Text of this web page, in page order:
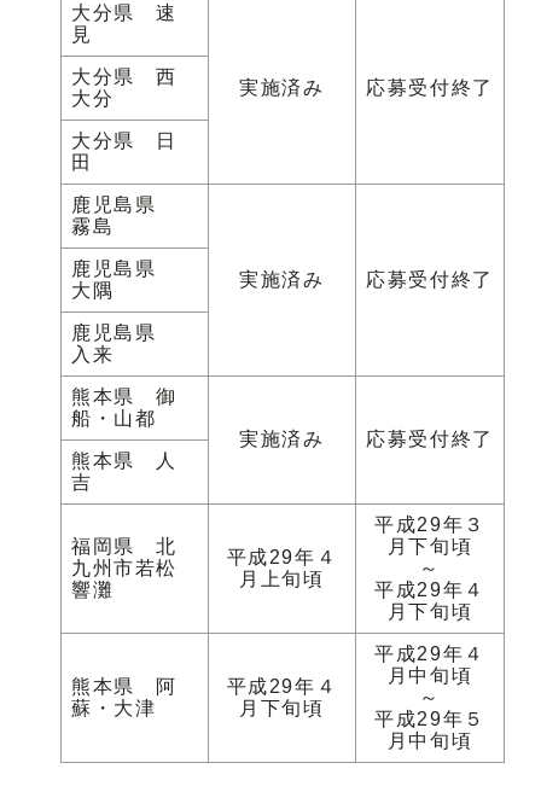
大分県 速
見
実施済み 応募受付終了
大分県 西
大分
大分県 日
田
鹿児島県
霧島
実施済み 応募受付終了
鹿児島県
大隅
鹿児島県
入来
熊本県 御
船・山都
実施済み
応募受付終了
熊本県 人
吉
福岡県 北
九州市若松
響灘
平成29年４
月上旬頃
平成29年３
月下旬頃
～
平成29年４
月下旬頃
熊本県 阿
蘇・大津
平成29年４
月下旬頃
平成29年４
月中旬頃
～
平成29年５
月中旬頃